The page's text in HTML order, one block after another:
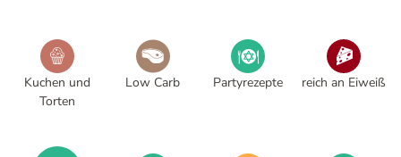
Kuchen und
Torten
Low Carb Partyrezepte reich an Eiweiß